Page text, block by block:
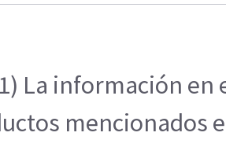
1) La información en
mencionados